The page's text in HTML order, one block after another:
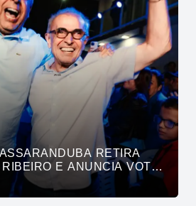
RETIRA
E ANUNCIA VOTO
O GOVERNO